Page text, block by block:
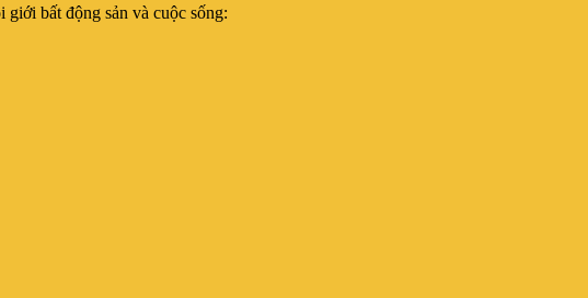
bất động sản và cuộc sống: